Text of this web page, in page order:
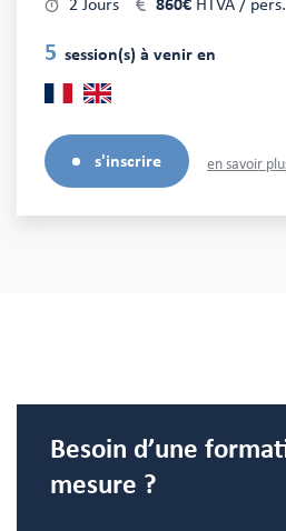
2 Jours 860€ HTVA / pers.
5 session(s) à venir en
s'inscrire en savoir
Besoin d’une
mesure ?